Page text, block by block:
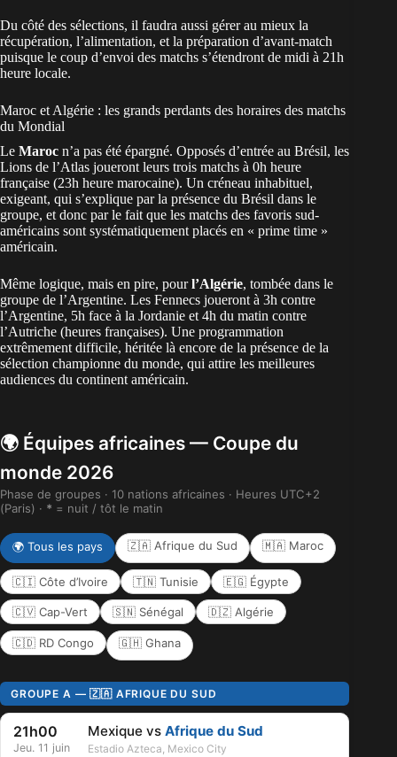
Du côté des sélections, il faudra aussi gérer au mieux la
récupération, l’alimentation, et la préparation d’avant-match
puisque le coup d’envoi des matchs s’étendront de midi à 21h
heure locale.
Maroc et Algérie : les grands perdants des horaires des matchs
du Mondial
Le Maroc n’a pas été épargné. Opposés d’entrée au Brésil, les
Lions de l’Atlas joueront leurs trois matchs à 0h heure
française (23h heure marocaine). Un créneau inhabituel,
exigeant, qui s’explique par la présence du Brésil dans le
groupe, et donc par le fait que les matchs des favoris sud-
américains sont systématiquement placés en « prime time »
américain.
Même logique, mais en pire, pourl’Algérie, tombée dans le
groupe de l’Argentine. Les Fennecs joueront à 3h contre
l’Argentine, 5h face à la Jordanie et 4h du matin contre
l’Autriche (heures françaises). Une programmation
extrêmement difficile, héritée là encore de la présence de la
sélection championne du monde, qui attire les meilleures
audiences du continent américain.
🌍 Équipes africaines — Coupe du
monde 2026
Phase de groupes · 10 nations africaines · Heures UTC+2
(Paris) · * = nuit / tôt le matin
🌍 Tous les pays 🇿🇦 Afrique du Sud 🇲🇦 Maroc
🇨🇮 Côte d’Ivoire 🇹🇳 Tunisie 🇪🇬 Égypte
🇨🇻 Cap-Vert 🇸🇳 Sénégal 🇩🇿 Algérie
🇨🇩 RD Congo 🇬🇭 Ghana
GROUPE A — 🇿🇦 AFRIQUE DU SUD
21h00
Jeu. 11 juin
Mexique vs Afrique du Sud
Estadio Azteca, Mexico City